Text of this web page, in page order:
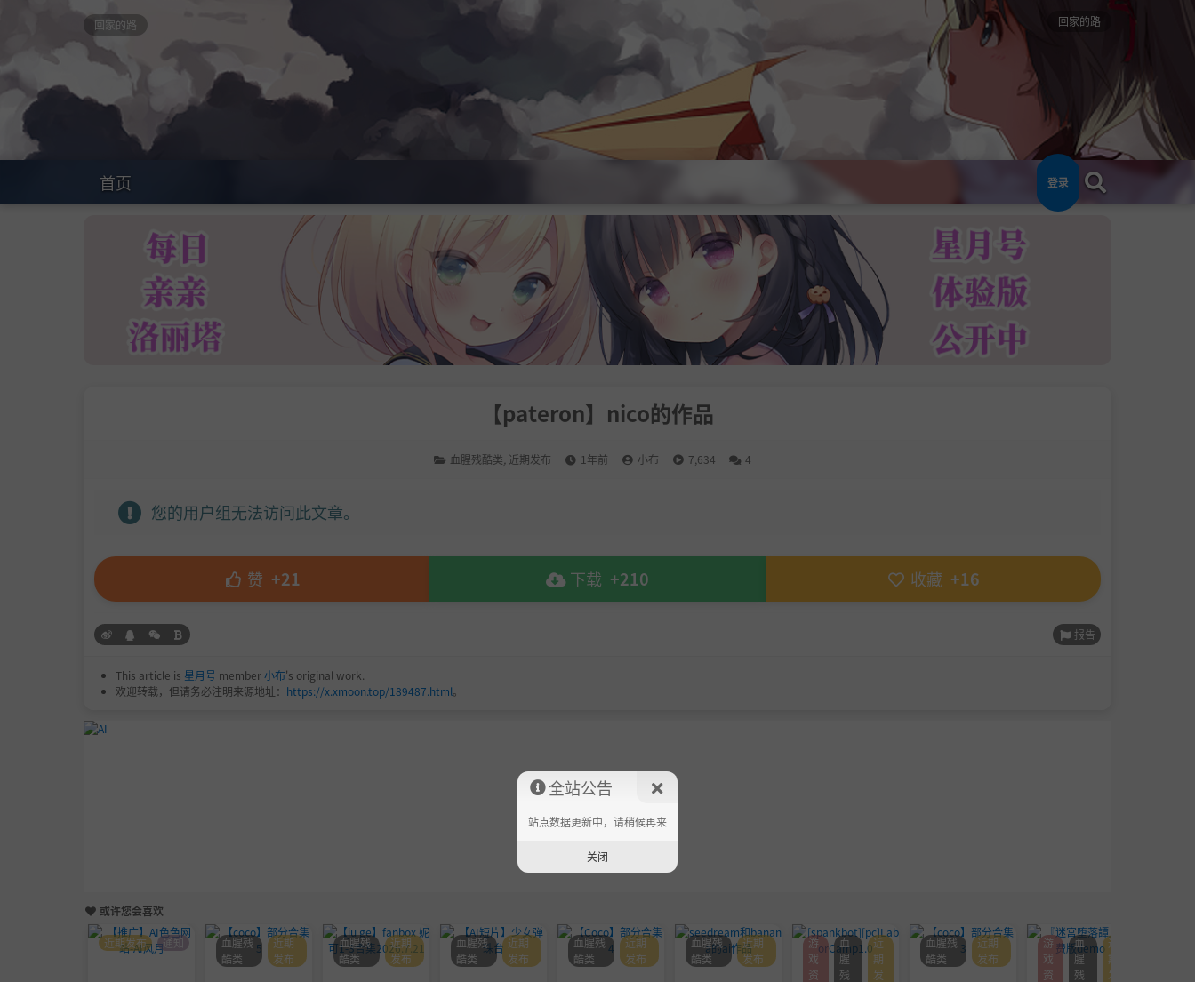
回家的路 回家的路
首页 登录
【pateron】nico的作品
血腥残酷类 近期发布 1年前 小布 7,634 4
您的用户组无法访问此文章。
赞 +21 下载 +210 收藏 +16
报告
This article is 星月号 member小布's original work.
欢迎转载，但请务必注明来源地址： https://x.xmoon.top/189487.html。
或许您会喜欢
近期发布 通知
血腥残
酷类
近期
发布
血腥残
酷类
近期
发布
血腥残
酷类
近期
发布
血腥残
酷类
近期
发布
血腥残
酷类
近期
发布
游
戏
资
血
腥
残
近
期
发
血腥残
酷类
近期
发布
游
戏
资
血
腥
残
近
期
发
全站公告
站点数据更新中，请稍候再来
关闭